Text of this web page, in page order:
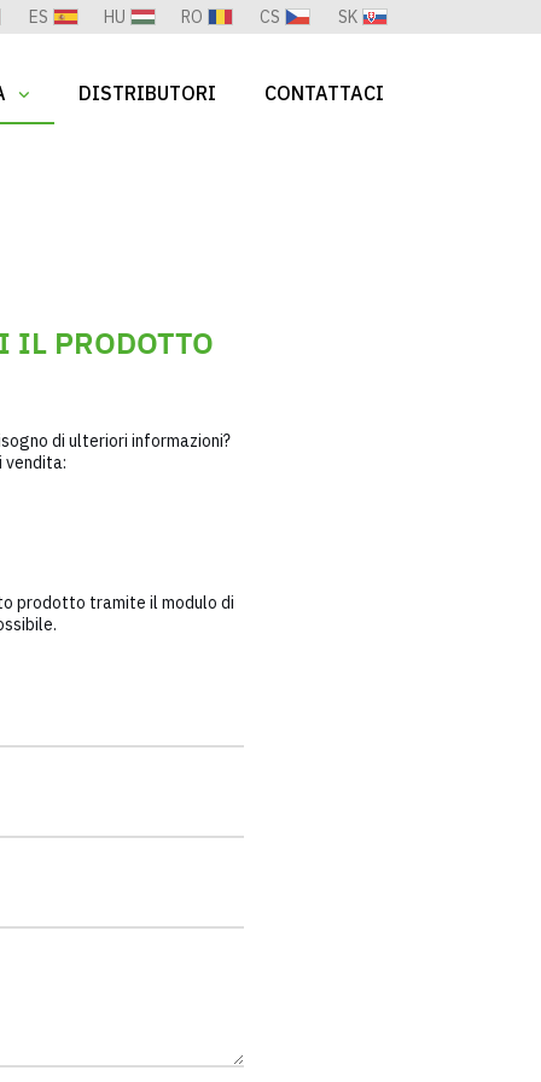
SK
CS
RO
HU
ES
DISTRIBUTORI CONTATTACI
IL PRODOTTO
di ulteriori informazioni?
prodotto tramite il modulo di